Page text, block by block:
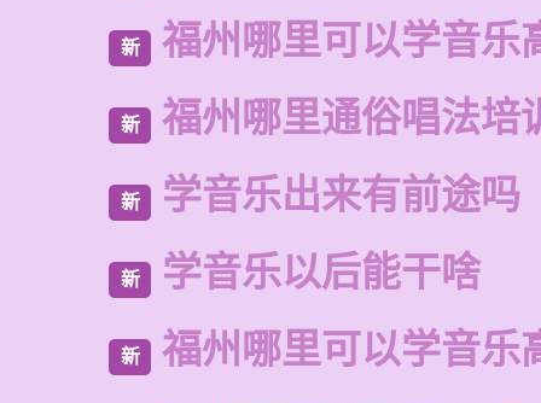
新 福州哪里可以学音乐
新 福州哪里通俗唱法培
新 学音乐出来有前途吗
新 学音乐以后能干啥
新 福州哪里可以学音乐